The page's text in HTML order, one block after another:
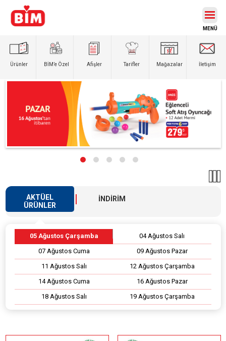
Ürünler BİM’e Özel Afişler Tarifler Mağazalar İletişim
AKTÜEL
ÜRÜNLER
İNDİRİM
05 Ağustos Çarşamba
04 Ağustos Salı
07 Ağustos Cuma
09 Ağustos Pazar
11 Ağustos Salı
12 Ağustos Çarşamba
14 Ağustos Cuma
16 Ağustos Pazar
18 Ağustos Salı
19 Ağustos Çarşamba